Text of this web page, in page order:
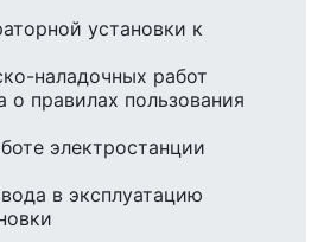
установки к
наладочных работ
о правилах пользования
электростанции
в эксплуатацию